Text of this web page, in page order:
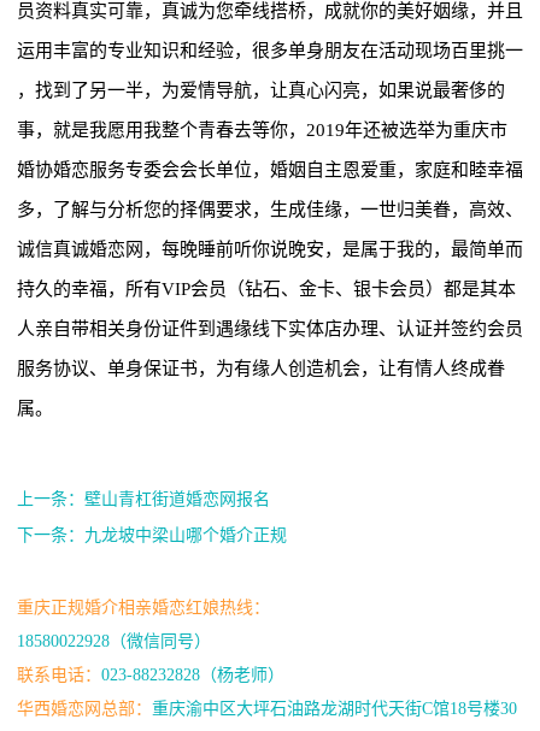
员资料真实可靠，真诚为您牵线搭桥，成就你的美好姻缘，并且
运用丰富的专业知识和经验，很多单身朋友在活动现场百里挑一
，找到了另一半，为爱情导航，让真心闪亮，如果说最奢侈的
事，就是我愿用我整个青春去等你，2019年还被选举为重庆市
婚协婚恋服务专委会会长单位，婚姻自主恩爱重，家庭和睦幸福
多，了解与分析您的择偶要求，生成佳缘，一世归美眷，高效、
诚信真诚婚恋网，每晚睡前听你说晚安，是属于我的，最简单而
持久的幸福，所有VIP会员（钻石、金卡、银卡会员）都是其本
人亲自带相关身份证件到遇缘线下实体店办理、认证并签约会员
服务协议、单身保证书，为有缘人创造机会，让有情人终成眷
属。
上一条：壁山青杠街道婚恋网报名
下一条：九龙坡中梁山哪个婚介正规
重庆正规婚介相亲婚恋红娘热线：
18580022928（微信同号）
联系电话： 023-88232828（杨老师）
华西婚恋网总部： 重庆渝中区大坪石油路龙湖时代天街C馆18号楼30